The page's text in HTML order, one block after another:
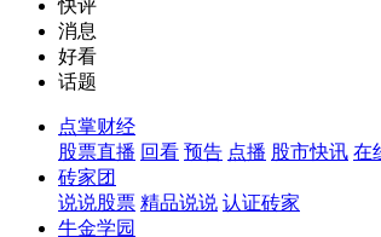
快评
消息
好看
话题
点掌财经
股票直播 回看 预告 点播 股市快讯 在
砖家团
说说股票 精品说说 认证砖家
牛金学园